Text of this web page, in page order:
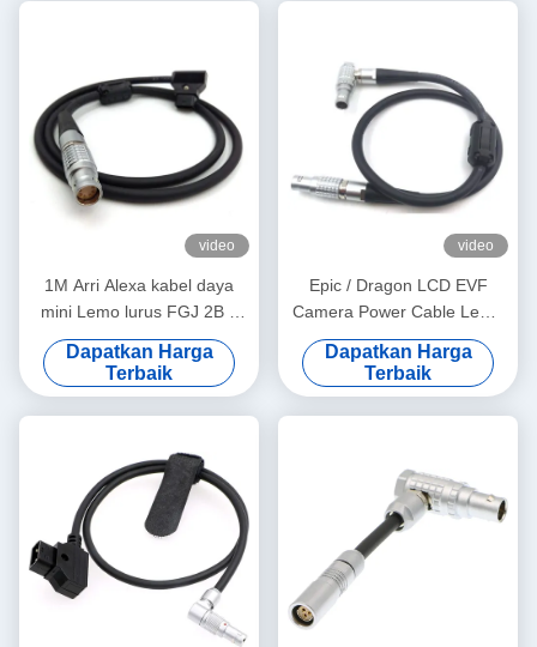
video
1M Arri Alexa kabel daya
mini Lemo lurus FGJ 2B 8
pin ke kabel D-tekan
Dapatkan Harga
Terbaik
video
Epic / Dragon LCD EVF
Camera Power Cable Lemo
16 Pin 16 Pin Tipe Kontak
Lurus Ke Kanan
Dapatkan Harga
Terbaik